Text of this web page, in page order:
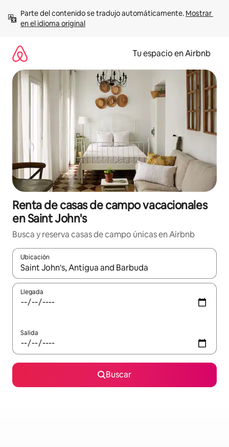
contenido
Parte del contenido se tradujo automáticamente. Mostrar
en el idioma original
Tu espacio en Airbnb
Renta de casas de campo vacacionales
en Saint John's
Busca y reserva casas de campo únicas en Airbnb
Ubicación
Cuando los resultados estén disponibles, podrás navegar
Llegada
Salida
Buscar